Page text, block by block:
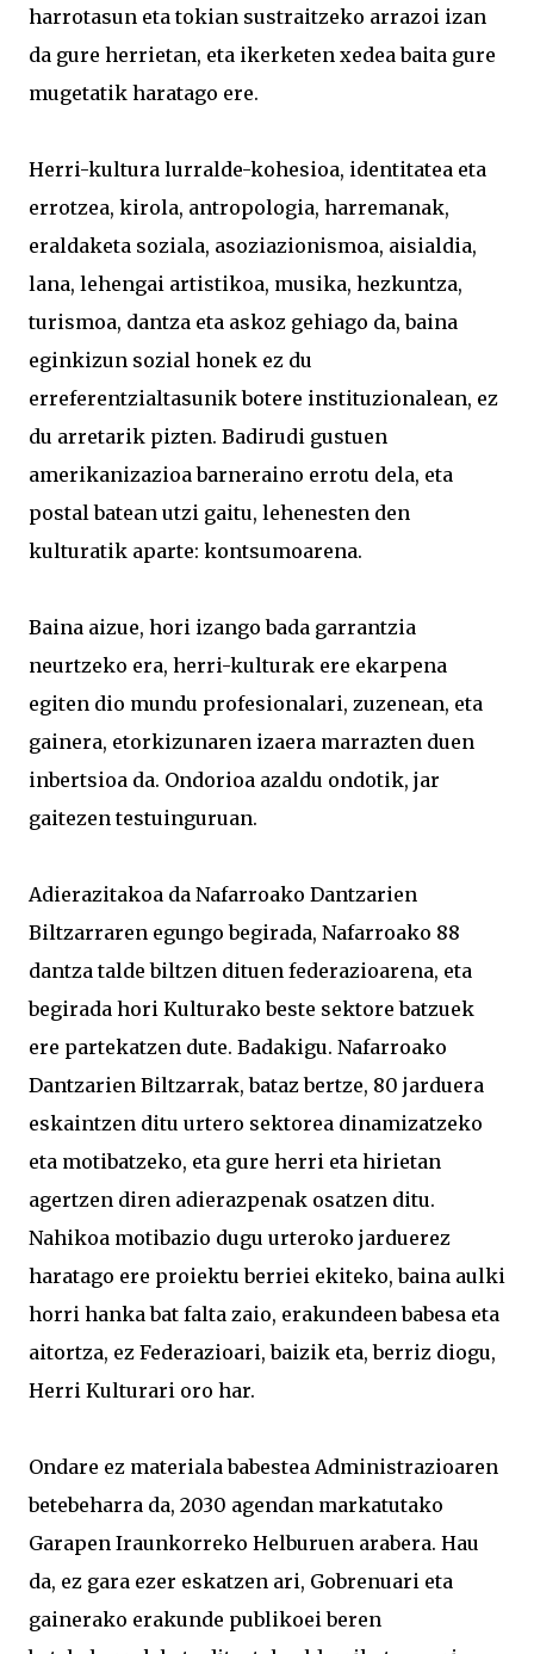
harrotasun eta tokian sustraitzeko arrazoi izan
da gure herrietan, eta ikerketen xedea baita gure
mugetatik haratago ere.
Herri-kultura lurralde-kohesioa, identitatea eta
errotzea, kirola, antropologia, harremanak,
eraldaketa soziala, asoziazionismoa, aisialdia,
lana, lehengai artistikoa, musika, hezkuntza,
turismoa, dantza eta askoz gehiago da, baina
eginkizun sozial honek ez du
erreferentzialtasunik botere instituzionalean, ez
du arretarik pizten. Badirudi gustuen
amerikanizazioa barneraino errotu dela, eta
postal batean utzi gaitu, lehenesten den
kulturatik aparte: kontsumoarena.
Baina aizue, hori izango bada garrantzia
neurtzeko era, herri-kulturak ere ekarpena
egiten dio mundu profesionalari, zuzenean, eta
gainera, etorkizunaren izaera marrazten duen
inbertsioa da. Ondorioa azaldu ondotik, jar
gaitezen testuinguruan.
Adierazitakoa da Nafarroako Dantzarien
Biltzarraren egungo begirada, Nafarroako 88
dantza talde biltzen dituen federazioarena, eta
begirada hori Kulturako beste sektore batzuek
ere partekatzen dute. Badakigu. Nafarroako
Dantzarien Biltzarrak, bataz bertze, 80 jarduera
eskaintzen ditu urtero sektorea dinamizatzeko
eta motibatzeko, eta gure herri eta hirietan
agertzen diren adierazpenak osatzen ditu.
Nahikoa motibazio dugu urteroko jarduerez
haratago ere proiektu berriei ekiteko, baina aulki
horri hanka bat falta zaio, erakundeen babesa eta
aitortza, ez Federazioari, baizik eta, berriz diogu,
Herri Kulturari oro har.
Ondare ez materiala babestea Administrazioaren
betebeharra da, 2030 agendan markatutako
Garapen Iraunkorreko Helburuen arabera. Hau
da, ez gara ezer eskatzen ari, Gobrenuari eta
gainerako erakunde publikoei beren